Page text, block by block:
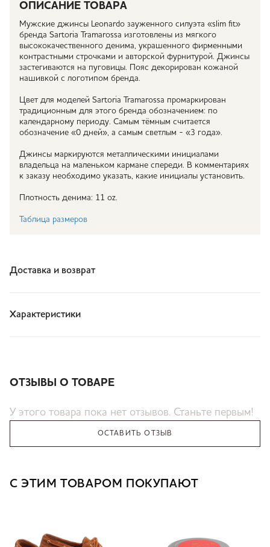
ОПИСАНИЕ ТОВАРА
Мужские джинсы Leonardo зауженного силуэта «slim fit»
бренда Sartoria Tramarossa изготовлены из мягкого
высококачественного денима, украшенного фирменными
контрастными строчками и авторской фурнитурой. Джинсы
застегиваются на пуговицы. Пояс декорирован кожаной
нашивкой с логотипом бренда.
Цвет для моделей Sartoria Tramarossa промаркирован
традиционным для этого бренда обозначением: по
календарному периоду. Самым тёмным считается
обозначение «0 дней», а самым светлым - «3 года».
Джинсы маркируются металлическими инициалами
владельца на маленьком кармане спереди. В комментариях
к заказу необходимо указать, какие инициалы установить.
Плотность денима: 11 oz.
Таблица размеров
Доставка и возврат
Характеристики
ОТЗЫВЫ О ТОВАРЕ
У этого товара пока нет отзывов. Станьте первым!
ОСТАВИТЬ ОТЗЫВ
С ЭТИМ ТОВАРОМ ПОКУПАЮТ